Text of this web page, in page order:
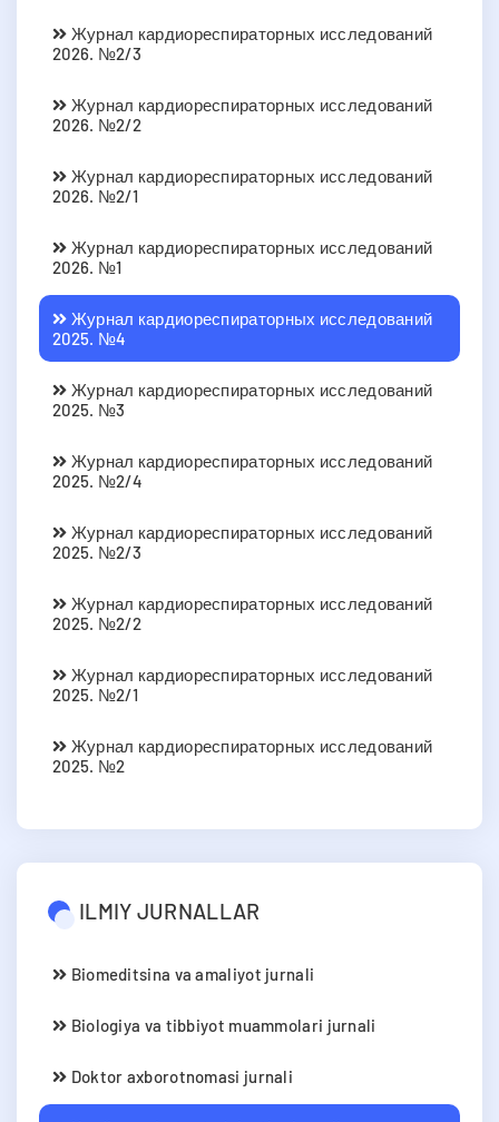
Журнал кардиореспираторных исследований
2026. №2/3
Журнал кардиореспираторных исследований
2026. №2/2
Журнал кардиореспираторных исследований
2026. №2/1
Журнал кардиореспираторных исследований
2026. №1
Журнал кардиореспираторных исследований
2025. №4
Журнал кардиореспираторных исследований
2025. №3
Журнал кардиореспираторных исследований
2025. №2/4
Журнал кардиореспираторных исследований
2025. №2/3
Журнал кардиореспираторных исследований
2025. №2/2
Журнал кардиореспираторных исследований
2025. №2/1
Журнал кардиореспираторных исследований
2025. №2
ILMIY JURNALLAR
Biomeditsina va amaliyot jurnali
Biologiya va tibbiyot muammolari jurnali
Doktor axborotnomasi jurnali